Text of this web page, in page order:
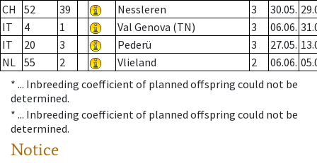
CH
52 39 Nessleren 3 30.05.
IT
4 1 Val Genova (TN) 3 06.06.
IT
20 3 Pederü 3 27.05.
NL 55 2 Vlieland 2 06.06.
* ... Inbreeding coefficient of planned offspring could not be
determined.
* ... Inbreeding coefficient of planned offspring could not be
determined.
Notice